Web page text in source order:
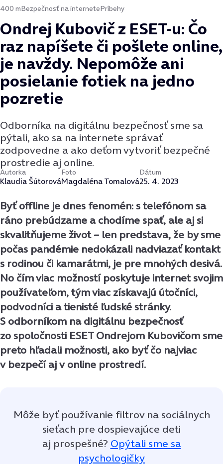
400 mBezpečnosť na internetePríbehy
Ondrej Kubovič z ESET-u: Čo
raz napíšete či pošlete online,
je navždy. Nepomôže ani
posielanie fotiek na jedno
pozretie
Odborníka na digitálnu bezpečnosť sme sa
pýtali, ako sa na internete správať
zodpovedne a ako deťom vytvoriť bezpečné
prostredie aj online.
Autorka
Klaudia Šútorová
Foto
Magdaléna Tomalová
Dátum
25. 4. 2023
Byť offline je dnes fenomén: s telefónom sa
ráno prebúdzame a chodíme spať, ale aj si
skvalitňujeme život – len predstava, že by sme
počas pandémie nedokázali nadviazať kontakt
s rodinou či kamarátmi, je pre mnohých desivá.
No čím viac možností poskytuje internet svojim
používateľom, tým viac získavajú útočníci,
podvodníci a tienisté ľudské stránky.
S odborníkom na digitálnu bezpečnosť
zo spoločnosti ESET Ondrejom Kubovičom sme
preto hľadali možnosti, ako byť čo najviac
v bezpečí aj v online prostredí.
Môže byť používanie filtrov na sociálnych
sieťach pre dospievajúce deti
aj prospešné? Opýtali sme sa
psychologičky